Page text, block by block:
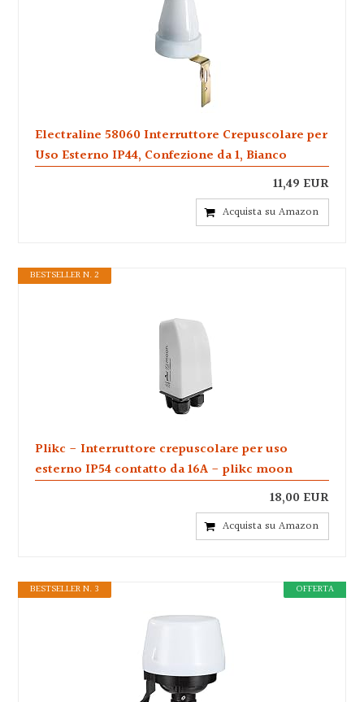
Electraline 58060 Interruttore Crepuscolare per
Uso Esterno IP44, Confezione da 1, Bianco
11,49 EUR
Acquista su Amazon
BESTSELLER N. 2
Plikc - Interruttore crepuscolare per uso
esterno IP54 contatto da 16A - plikc moon
18,00 EUR
Acquista su Amazon
OFFERTA
BESTSELLER N. 3